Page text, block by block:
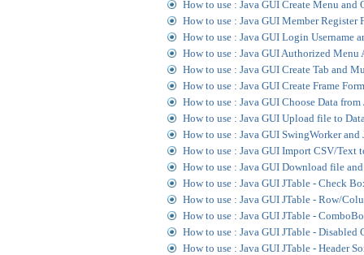
How to use : Java GUI Create Menu and
How to use : Java GUI Member Register
How to use : Java GUI Login Username
How to use : Java GUI Authorized
How to use : Java GUI Create Tab and
How to use : Java GUI Create Frame
How to use : Java GUI Choose Data
How to use : Java GUI Upload file to
How to use : Java GUI SwingWorker and
How to use : Java GUI Import CSV/Text
How to use : Java GUI Download file and
How to use : Java GUI JTable - Check
How to use : Java GUI JTable - Row/
How to use : Java GUI JTable -
How to use : Java GUI JTable - Disabled
How to use : Java GUI JTable - Header